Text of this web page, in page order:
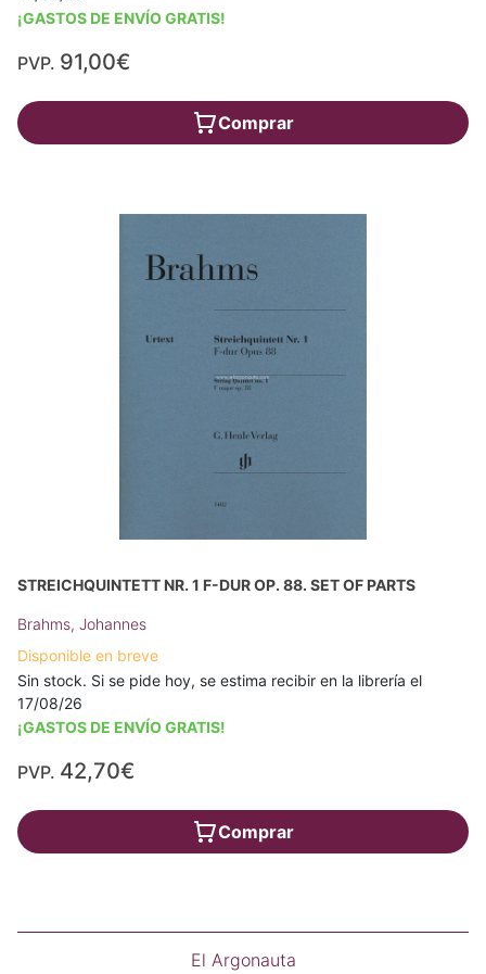
¡GASTOS DE ENVÍO GRATIS!
PVP. 91,00€
Comprar
STREICHQUINTETT NR. 1 F-DUR OP. 88. SET OF PARTS
Brahms, Johannes
Disponible en breve
Sin stock. Si se pide hoy, se estima recibir en la librería el
17/08/26
¡GASTOS DE ENVÍO GRATIS!
PVP. 42,70€
Comprar
El Argonauta